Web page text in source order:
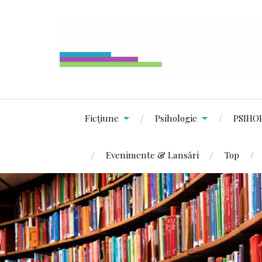
Ficțiune Psihologie
Evenimente & Lansări Top